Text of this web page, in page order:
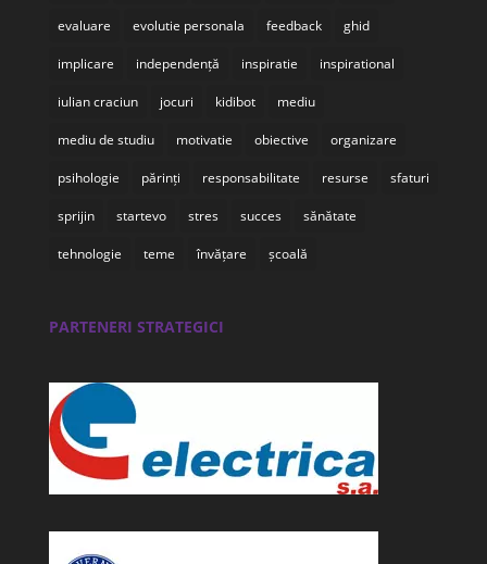
evaluare evolutie personala feedback ghid
implicare independență inspiratie inspirational
iulian craciun jocuri kidibot mediu
mediu de studiu motivatie obiective organizare
psihologie părinți responsabilitate resurse sfaturi
sprijin startevo stres succes sănătate
tehnologie teme învățare școală
PARTENERI STRATEGICI